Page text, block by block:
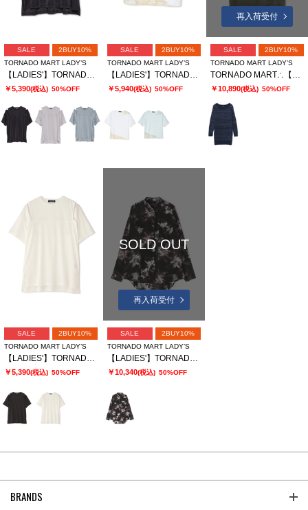
SALE
2BUY10%
TORNADO MART LADY’S
￥5,390(税込) 50%OFF
SALE
2BUY10%
TORNADO MART LADY’S
￥5,940(税込) 50%OFF
再入荷受付
SALE
2BUY10%
TORNADO MART LADY’S
￥10,890(税込) 50%OFF
SALE
2BUY10%
TORNADO MART LADY’S
【LADIES'】TORNADO MART∴スリットオーバーカットソー
￥5,390(税込) 50%OFF
SOLD OUT
再入荷受付
SALE
2BUY10%
TORNADO MART LADY’S
【LADIES'】TORNADO MART∴APERTAプリントオーバーブラウス
￥10,340(税込) 50%OFF
BRANDS